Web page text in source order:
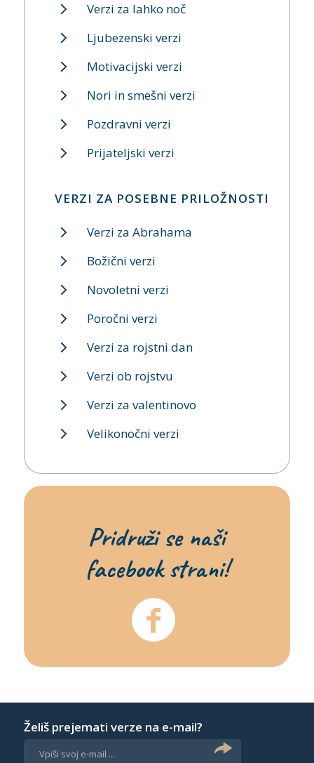
Verzi za lahko noč
Ljubezenski verzi
Motivacijski verzi
Nori in smešni verzi
Pozdravni verzi
Prijateljski verzi
VERZI ZA POSEBNE PRILOŽNOSTI
Verzi za Abrahama
Božični verzi
Novoletni verzi
Poročni verzi
Verzi za rojstni dan
Verzi ob rojstvu
Verzi za valentinovo
Velikonočni verzi
Pridruži se naši
facebook strani!
Želiš prejemati verze na e-mail?